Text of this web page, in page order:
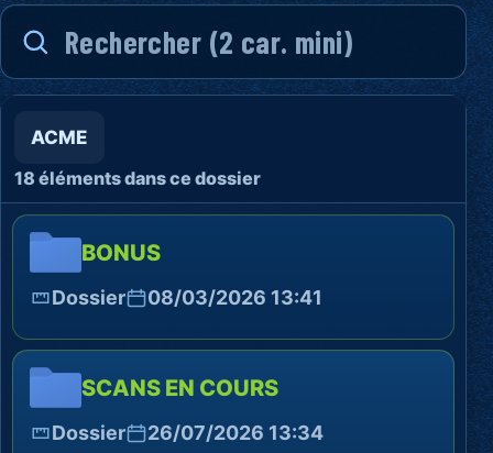
ACME
18 éléments dans ce dossier
BONUS
Dossier 08/03/2026 13:41
SCANS EN COURS
Dossier 26/07/2026 13:34